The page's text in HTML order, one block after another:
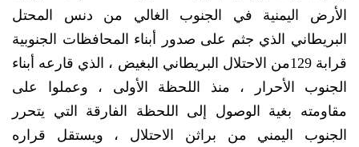
الأرض اليمنية في الجنوب الغالي من دنس المحتل
البريطاني الذي جثم على صدور أبناء المحافظات الجنوبية
قرابة 129من الاحتلال البريطاني البغيض ، الذي قارعه أبناء
الجنوب الأحرار ، منذ اللحظة الأولى ، وعملوا على
مقاومته بغية الوصول إلى اللحظة الفارقة التي يتحرر
الجنوب اليمني من براثن الاحتلال ، ويستقل قراره